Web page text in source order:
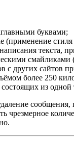
буквами;
(применение
текста,
с других сайтов
более 250
из одной
чрезмерное